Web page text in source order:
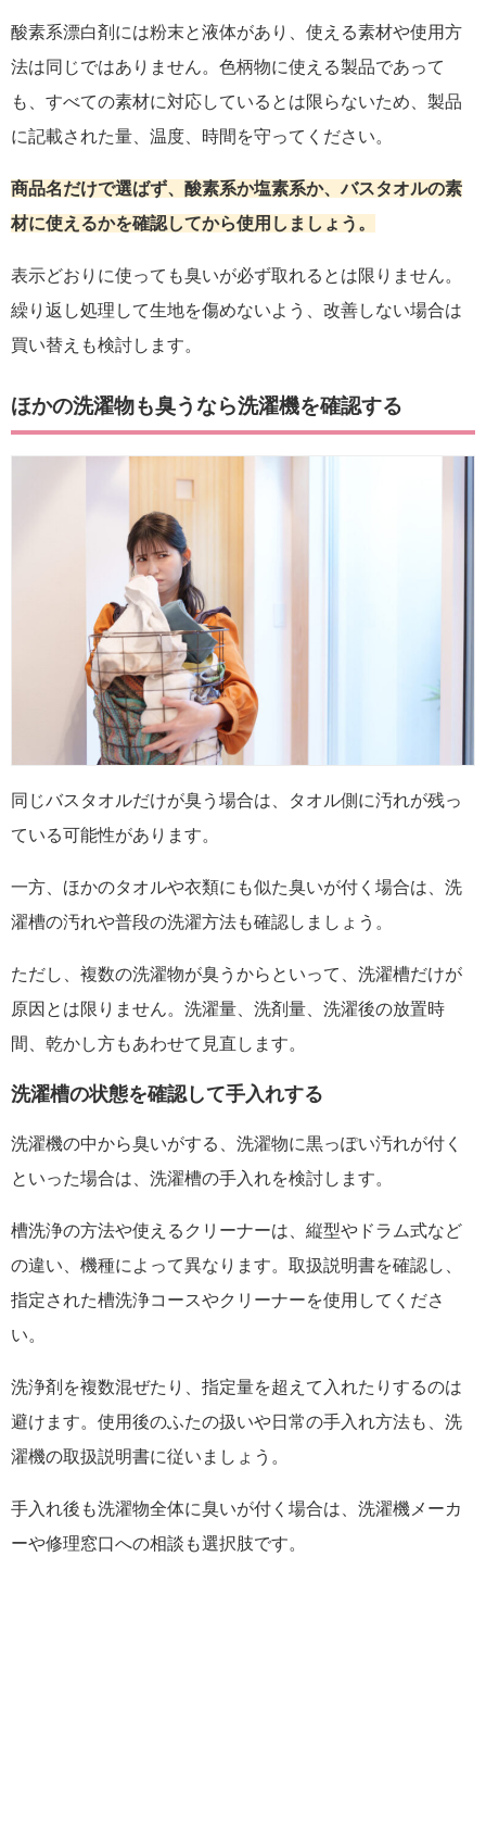
酸素系漂白剤には粉末と液体があり、使える素材や使用方
法は同じではありません。色柄物に使える製品であって
も、すべての素材に対応しているとは限らないため、製品
に記載された量、温度、時間を守ってください。
商品名だけで選ばず、酸素系か塩素系か、バスタオルの素
材に使えるかを確認してから使用しましょう。
表示どおりに使っても臭いが必ず取れるとは限りません。
繰り返し処理して生地を傷めないよう、改善しない場合は
買い替えも検討します。
ほかの洗濯物も臭うなら洗濯機を確認する
同じバスタオルだけが臭う場合は、タオル側に汚れが残っ
ている可能性があります。
一方、ほかのタオルや衣類にも似た臭いが付く場合は、洗
濯槽の汚れや普段の洗濯方法も確認しましょう。
ただし、複数の洗濯物が臭うからといって、洗濯槽だけが
原因とは限りません。洗濯量、洗剤量、洗濯後の放置時
間、乾かし方もあわせて見直します。
洗濯槽の状態を確認して手入れする
洗濯機の中から臭いがする、洗濯物に黒っぽい汚れが付く
といった場合は、洗濯槽の手入れを検討します。
槽洗浄の方法や使えるクリーナーは、縦型やドラム式など
の違い、機種によって異なります。取扱説明書を確認し、
指定された槽洗浄コースやクリーナーを使用してくださ
い。
洗浄剤を複数混ぜたり、指定量を超えて入れたりするのは
避けます。使用後のふたの扱いや日常の手入れ方法も、洗
濯機の取扱説明書に従いましょう。
手入れ後も洗濯物全体に臭いが付く場合は、洗濯機メーカ
ーや修理窓口への相談も選択肢です。